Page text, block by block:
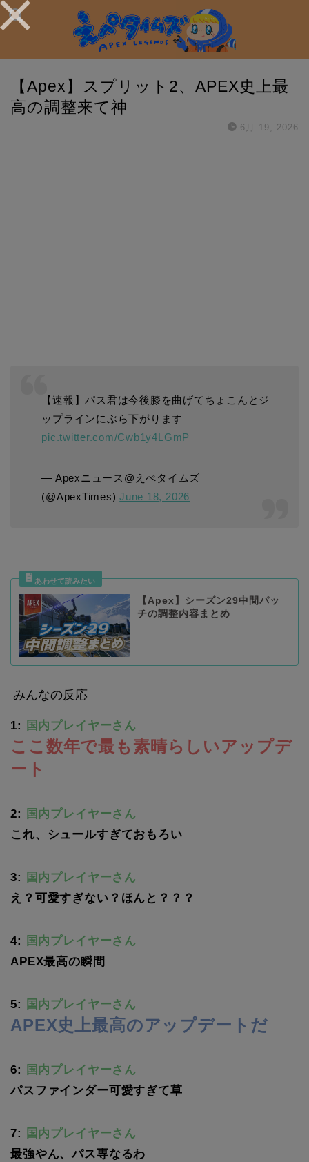
【Apex】スプリット2、APEX史上最
高の調整来て神
6月 19, 2026
【速報】パス君は今後膝を曲げてちょこんとジ
ップラインにぶら下がります
pic.twitter.com/Cwb1y4LGmP
— Apexニュース@えぺタイムズ
(@ApexTimes)June 18, 2026
【Apex】シーズン29中間パッ
チの調整内容まとめ
みんなの反応
1: 国内プレイヤーさん
ここ数年で最も素晴らしいアップデ
ート
2:
国内プレイヤーさん
これ、シュールすぎておもろい
3:
国内プレイヤーさん
え？可愛すぎない？ほんと？？？
4:
国内プレイヤーさん
APEX最高の瞬間
5: 国内プレイヤーさん
APEX史上最高のアップデートだ
6:
国内プレイヤーさん
パスファインダー可愛すぎて草
7:
国内プレイヤーさん
最強やん、パス専なるわ